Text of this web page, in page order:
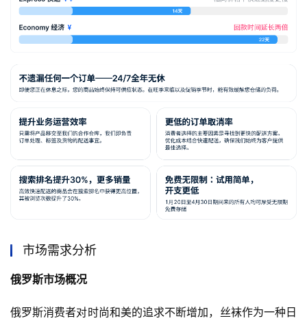
市场需求分析
俄罗斯市场概况
俄罗斯消费者对时尚和美的追求不断增加，丝袜作为一种日